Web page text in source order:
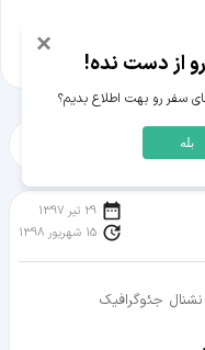
شهرگردی
29 تیر 1397
15 شهریور 1398
جئوگرافیک
×
از دست نده!
سفر رو بهت اطلاع بدیم؟
بله